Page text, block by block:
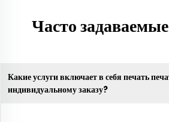
Часто
Какие услуги включает в себя печать
индивидуальному заказу?